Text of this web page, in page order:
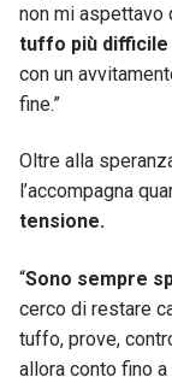
non mi aspettavo
tuffo più
con un
fine.”
Oltre alla
l’accompagna
tensione.
“Sono sempre
cerco di restare
tuffo, prove,
allora conto fino